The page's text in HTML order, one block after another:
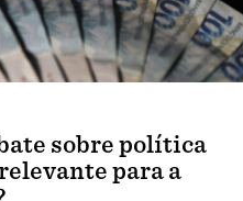
sobre política
para a